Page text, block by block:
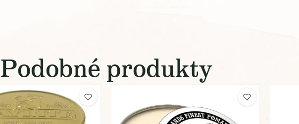
Podobné produkty